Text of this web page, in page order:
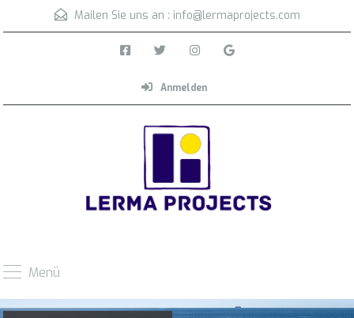
Mailen Sie uns an : info@lermaprojects.com
Anmelden
Menü